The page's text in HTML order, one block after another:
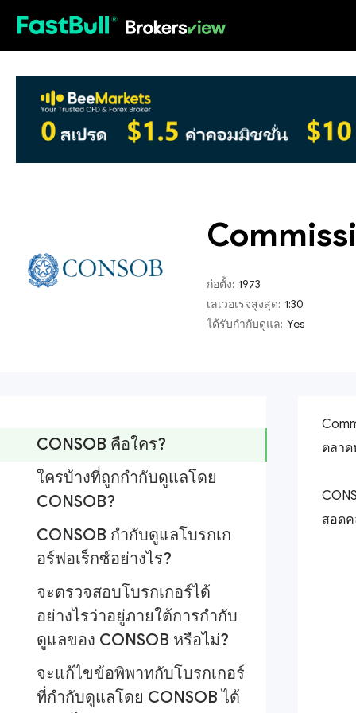
ก่อตั้ง: 1973
เลเวอเรจสูงสุด: 1:30
ได้รับกำกับดูแล: Yes
CONSOB คือใคร?
ใครบ้างที่ถูกกำกับดูแลโดย
CONSOB?
CONSOB กำกับดูแลโบรกเก
อร์ฟอเร็กซ์อย่างไร?
จะตรวจสอบโบรกเกอร์ได้
อย่างไรว่าอยู่ภายใต้การกำกับ
ดูแลของ CONSOB หรือไม่?
จะแก้ไขข้อพิพาทกับโบรกเกอร์
ที่กำกับดูแลโดย CONSOB ได้
ตลา
สอดค